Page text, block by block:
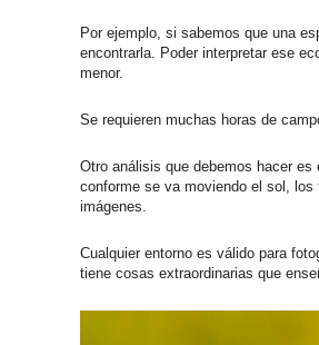
Por ejemplo, si sabemos que una
encontrarla. Poder interpretar ese
menor.
Se requieren muchas horas de
Otro análisis que debemos hacer
conforme se va moviendo el sol,
imágenes.
Cualquier entorno es válido para
tiene cosas extraordinarias que